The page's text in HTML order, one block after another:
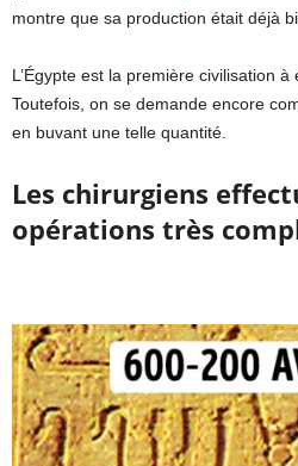
montre que sa production était déjà
L’Égypte est la première civilisation à
Toutefois, on se demande encore
en buvant une telle quantité.
Les chirurgiens
opérations très